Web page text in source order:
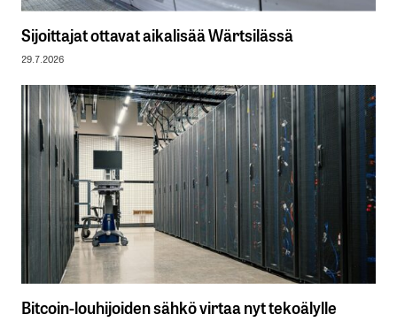
Sijoittajat ottavat aikalisää Wärtsilässä
29.7.2026
Bitcoin-louhijoiden sähkö virtaa nyt tekoälylle